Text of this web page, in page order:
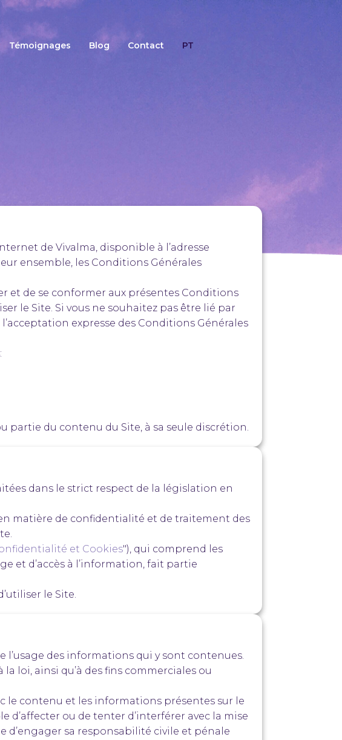
Témoignages Blog Contact PT
de Vivalma, disponible à l’adresse
ensemble, les Conditions Générales
et de se conformer aux présentes Conditions
le Site. Si vous ne souhaitez pas être lié par
expresse des Conditions Générales
partie du contenu du Site, à sa seule discrétion.
dans le strict respect de la législation en
matière de confidentialité et de traitement des
et Cookies"), qui comprend les
et d’accès à l’information, fait partie
le Site.
l’usage des informations qui y sont contenues.
loi, ainsi qu’à des fins commerciales ou
le contenu et les informations présentes sur le
d’affecter ou de tenter d’interférer avec la mise
d’engager sa responsabilité civile et pénale